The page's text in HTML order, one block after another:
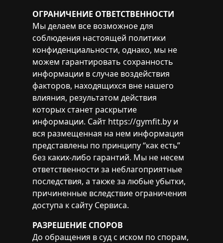
ОГРАНИЧЕНИЕ ОТВЕТСТВЕННОСТИ
Мы делаем все возможное для
соблюдения настоящей политики
конфиденциальности, однако, мы не
можем гарантировать сохранность
информации в случае воздействия
факторов, находящихся вне нашего
влияния, результатом действия
которых станет раскрытие
информации. Сайт https://gymfit.byи
вся размещенная на нем информация
представлены по принципу “как есть”
без каких-либо гарантий. Мы не несем
ответственности за неблагоприятные
последствия, а также за любые убытки,
причиненные вследствие ограничения
доступа к сайту Сервиса.
РАЗРЕШЕНИЕ СПОРОВ
До обращения в суд с иском по спорам,